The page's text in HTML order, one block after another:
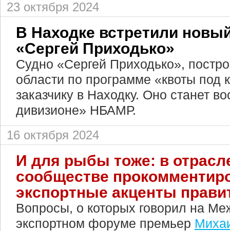
23 октября 2024
В Находке встретили
«Сергей Приходько»
Судно «Сергей Приходько»,
области по программе «квоты под
заказчику в Находку. Оно станет
дивизионе» НБАМР.
16 октября 2024
И для рыбы тоже: в
сообществе
экспортные акценты
Вопросы, о которых говорил на
экспортном форуме премьер